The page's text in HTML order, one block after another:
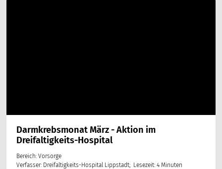
Darmkrebsmonat März - Aktion im
Dreifaltigkeits-Hospital
Bereich: Vorsorge
Verfasser: Dreifaltigkeits-Hospital Lippstadt; Lesezeit: 4 Minuten